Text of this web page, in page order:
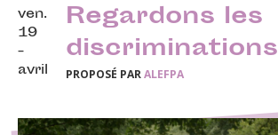
ven.
19
-
avril
Regardons les
discriminations
PROPOSÉ PARALEFPA